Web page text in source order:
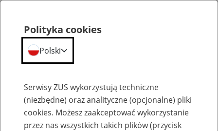
Emerytury
Polityka cookies
Polski
Serwisy ZUS wykorzystują techniczne
(niezbędne) oraz analityczne (opcjonalne) pliki
cookies. Możesz zaakceptować wykorzystanie
przez nas wszystkich takich plików (przycisk